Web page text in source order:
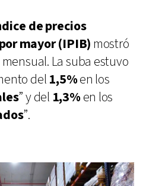
de precios
mayor (IPIB) mostró
mensual. La suba estuvo
del 1,5%en los
” y del 1,3%en los
”.